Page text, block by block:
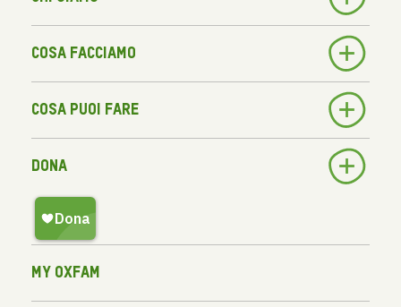
Cosa facciamo
Cosa puoi fare
Dona
My Oxfam